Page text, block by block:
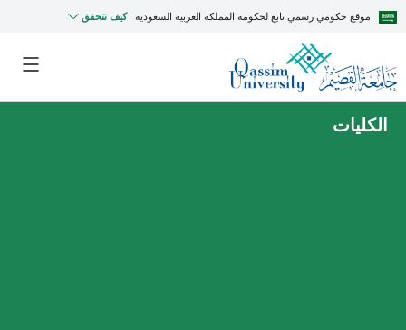
موقع حكومي رسمي تابع لحكومة المملكة العربية السعودية كيف تتحقق
الكليات